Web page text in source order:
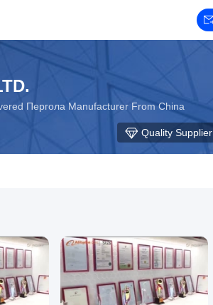
Пергола Manufacturer From China
Quality Supplier